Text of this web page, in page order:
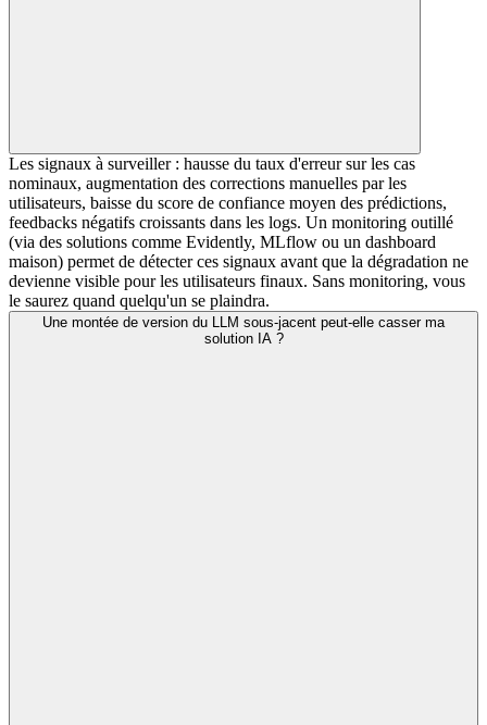
Les signaux à surveiller : hausse du taux d'erreur sur les cas
nominaux, augmentation des corrections manuelles par les
utilisateurs, baisse du score de confiance moyen des prédictions,
feedbacks négatifs croissants dans les logs. Un monitoring outillé
(via des solutions comme Evidently, MLflow ou un dashboard
maison) permet de détecter ces signaux avant que la dégradation ne
devienne visible pour les utilisateurs finaux. Sans monitoring, vous
le saurez quand quelqu'un se plaindra.
Une montée de version du LLM sous-jacent peut-elle casser ma
solution IA ?